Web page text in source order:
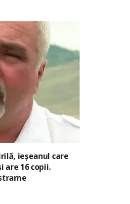
ieșeanul care
are 16 copii.